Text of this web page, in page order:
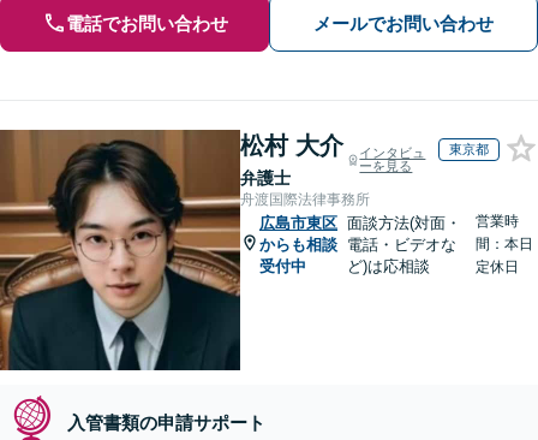
電話でお問い合わせ メールでお問い合わせ
松村 大介
弁護士
インタビュ
ーを見る
東京都
舟渡国際法律事務所
広島市東区
からも相談
受付中
面談方法(対面・
電話・ビデオな
ど)は応相談
営業時
間：本日
定休日
入管書類の申請サポート